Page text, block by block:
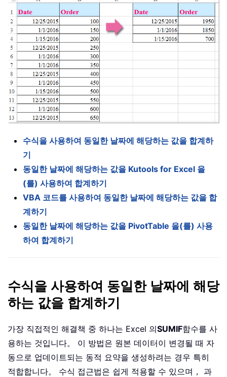
수식을 사용하여 동일한 날짜에 해당하는 값을 합계하
기
동일한 날짜에 해당하는 값을 Kutools for Excel 을
(를) 사용하여 합계하기
VBA 코드를 사용하여 동일한 날짜에 해당하는 값을 합
계하기
동일한 날짜에 해당하는 값을 PivotTable 을(를) 사용
하여 합계하기
수식을 사용하여 동일한 날짜에 해당
하는 값을 합계하기
가장 직접적인 해결책 중 하나는 Excel 의SUMIF함수를 사
용하는 것입니다。 이 방법은 원본 데이터이 변경될 때 자
동으로 업데이트되는 동적 요약을 생성하려는 경우 특히
적합합니다。 수식 접근법은 쉽게 적용할 수 있으며， 과